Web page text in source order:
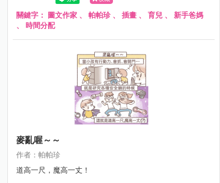
關鍵字： 圖文作家 、 帕帕珍、 插畫 、 育兒 、 新手爸媽
、 時間分配
麥亂喔～～
作者：帕帕珍
道高一尺，魔高一丈！